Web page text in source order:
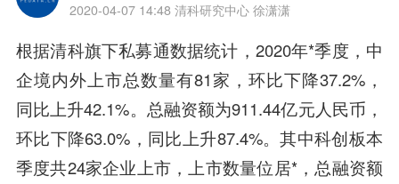
2020-04-07 14:48 清科研究中心 徐潇潇
根据清科旗下私募通数据统计，2020年*季度，中
企境内外上市总数量有81家，环比下降37.2%，
同比上升42.1%。总融资额为911.44亿元人民币，
环比下降63.0%，同比上升87.4%。其中科创板本
季度共24家企业上市，上市数量位居*，总融资额